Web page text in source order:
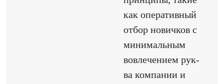
как оперативный
отбор новичков с
минимальным
вовлечением рук-
ва компании и